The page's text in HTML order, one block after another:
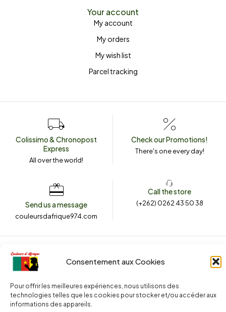
Consentement aux Cookies
Pour offrir les meilleures expériences, nous utilisons des
technologies telles que les cookies pour stocker et/ou accéder aux
informations des appareils.
Your account
My account
My orders
My wish list
Parcel tracking
Colissimo & Chronopost
Express
All over the world!
Check our Promotions!
There's one every day!
Send us a message
couleursdafrique974.com
Call the store
(+262) 0262 43 50 38
2024 © Copyright Couleurs d’Afrique 974. All rights reserved.
Website created with <3 by